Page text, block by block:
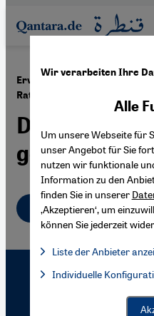
Direkt zum Inhalt springen
Erwartung der Türkei an
Ratspräsidentschaft
gefragt
Deutsch
Wir verarbeiten Ihre
Alle
Um unsere Webseite für
unser Angebot für Sie
nutzen wir funktionale
Information zu den
finden Sie in unserer
‚Akzeptieren‘, um
können Sie jederzeit
Liste der Anbieter
Facebook Embed /
Facebook Embed /
Individuelle